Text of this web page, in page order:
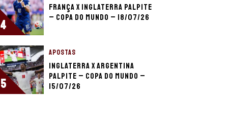
4
França x Inglaterra palpite
– Copa do Mundo – 18/07/26
5
APOSTAS
Inglaterra x Argentina
palpite – Copa do Mundo –
15/07/26